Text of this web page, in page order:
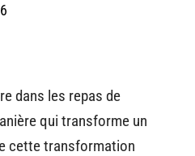
dans les repas de
qui transforme un
cette transformation